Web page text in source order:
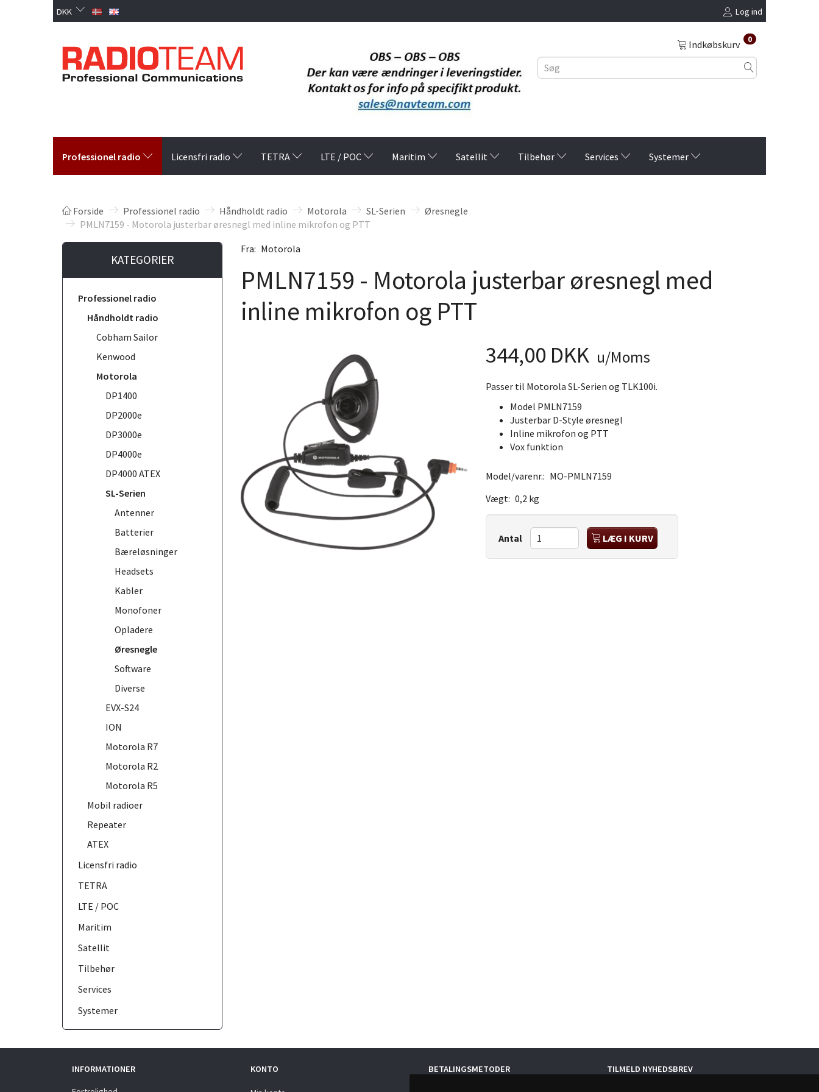
DKK Log ind
Indkøbskurv 0
Professionel radio Licensfri radio TETRA LTE / POC Maritim Satellit Tilbehør Services Systemer
Forside Professionel radio Håndholdt radio Motorola SL-Serien
Øresnegle
PMLN7159 - Motorola justerbar øresnegl med inline mikrofon og PTT
KATEGORIER
Professionel radio
Håndholdt radio
Cobham Sailor
Kenwood
Motorola
DP1400
DP2000e
DP3000e
DP4000e
DP4000 ATEX
SL-Serien
Antenner
Batterier
Bæreløsninger
Headsets
Kabler
Monofoner
Opladere
Øresnegle
Software
Diverse
EVX-S24
ION
Motorola R7
Motorola R2
Motorola R5
Mobil radioer
Repeater
ATEX
Licensfri radio
TETRA
LTE / POC
Maritim
Satellit
Tilbehør
Services
Systemer
Fra: Motorola
PMLN7159 - Motorola justerbar øresnegl med
inline mikrofon og PTT
344,00 DKK u/Moms
Passer til Motorola SL-Serien og TLK100i.
Model PMLN7159
Justerbar D-Style øresnegl
Inline mikrofon og PTT
Vox funktion
Model/varenr.: MO-PMLN7159
Vægt: 0,2 kg
Antal LÆG I KURV
INFORMATIONER KONTO BETALINGSMETODER
TILMELD NYHEDSBREV